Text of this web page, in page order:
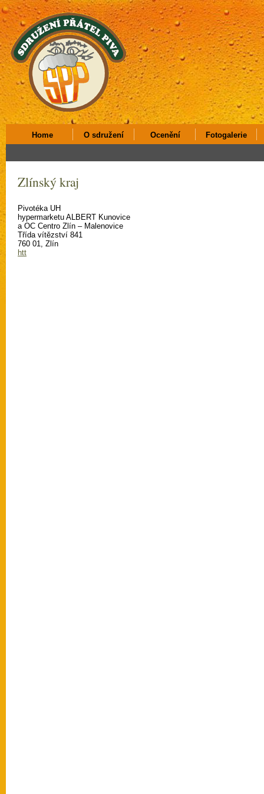
Home O sdružení Ocenění Fotogalerie
Zlínský kraj
Pivotéka UH
hypermarketu ALBERT Kunovice
a OC Centro Zlín – Malenovice
Třída vítězství 841
760 01, Zlín
htt